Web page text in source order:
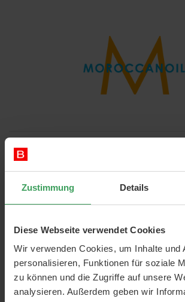
Zustimmung Details
Diese Webseite verwendet Cookies
Wir verwenden Cookies, um Inhalte und
personalisieren, Funktionen für soziale
zu können und die Zugriffe auf unsere
analysieren. Außerdem geben wir
Moroccanoil
Moroccanoi
l hat eine unglaublich starke
ihrer wunderbaren Eigenschaften
ergebnisorientiert. Die Produkte sind reich
liefern.
Moroccanoil
basiert auf
anerkannten Inhaltsstoff Arganöl, das
weiches Gefühl und einen völlig
Die Serie enthält verschiedene Produkte,